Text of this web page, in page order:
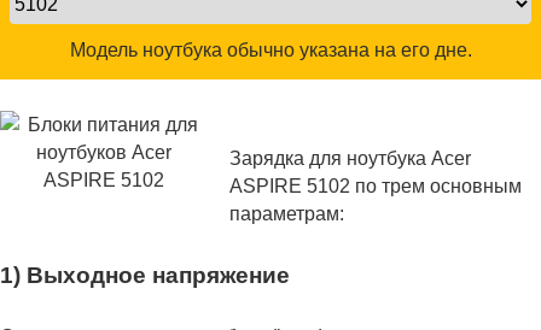
Модель ноутбука обычно указана на его дне.
Зарядка для ноутбука Acer
ASPIRE 5102 по трем основным
параметрам:
1) Выходное напряжение